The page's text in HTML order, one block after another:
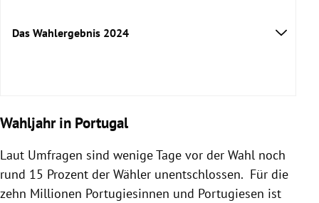
Das Wahlergebnis 2024
Wahljahr in Portugal
Laut Umfragen sind wenige Tage vor der Wahl noch
rund 15 Prozent der Wähler unentschlossen. Für die
zehn Millionen Portugiesinnen und Portugiesen ist